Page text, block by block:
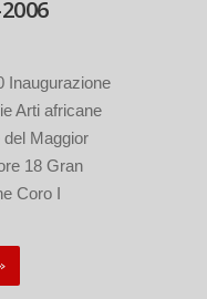
Inaugurazione
Arti africane
del Maggior
18 Gran
Coro I